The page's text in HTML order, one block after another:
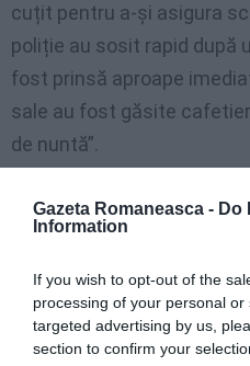
Gazeta Romaneasca - Do
Information
If you wish to opt-out of the
processing of your personal
targeted advertising by us,
section to confirm your
cuțit pentru a-și asigura
poliție au sosit rapid după
fost prinsă aproape
sale au fost găsite
de nuntă”.
cu mașini second-hand:
Un selfie i-a dat de